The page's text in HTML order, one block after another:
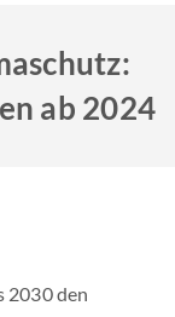
ab 2024
2030 den